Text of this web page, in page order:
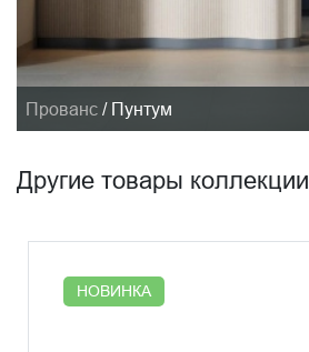
Прованс / Пунтум
Другие товары коллекции
НОВИНКА